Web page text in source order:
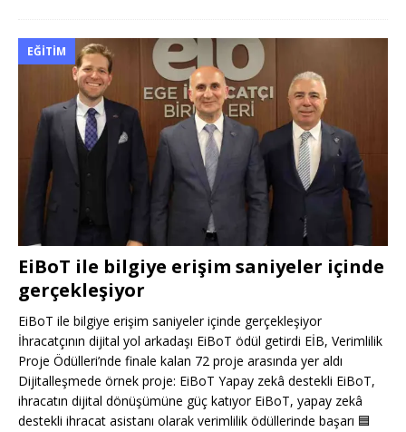
EĞITIM
EiBoT ile bilgiye erişim saniyeler içinde
gerçekleşiyor
EiBoT ile bilgiye erişim saniyeler içinde gerçekleşiyor
İhracatçının dijital yol arkadaşı EiBoT ödül getirdi EİB, Verimlilik
Proje Ödülleri’nde finale kalan 72 proje arasında yer aldı
Dijitalleşmede örnek proje: EiBoT Yapay zekâ destekli EiBoT,
ihracatın dijital dönüşümüne güç katıyor EiBoT, yapay zekâ
destekli ihracat asistanı olarak verimlilik ödüllerinde başarı 🟦